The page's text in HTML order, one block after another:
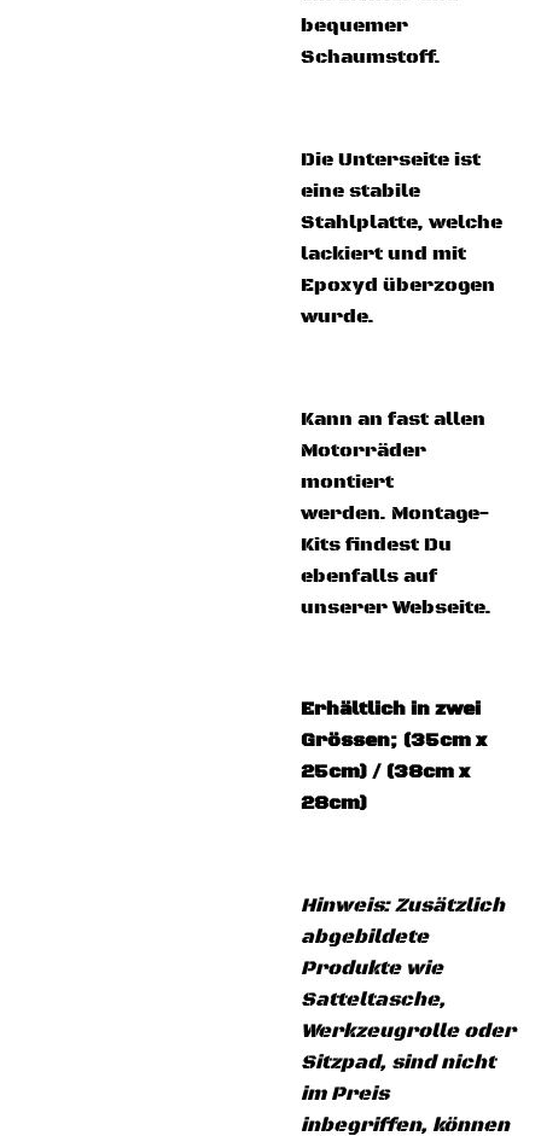
bequemer
Schaumstoff.
Die Unterseite ist
eine stabile
Stahlplatte, welche
lackiert und mit
Epoxyd überzogen
wurde.
Kann an fast allen
Motorräder
montiert
werden. Montage-
Kits findest Du
ebenfalls auf
unserer Webseite.
Erhältlich in zwei
Grössen; (35cm x
25cm) / (38cm x
28cm)
Hinweis: Zusätzlich
abgebildete
Produkte wie
Satteltasche,
Werkzeugrolle oder
Sitzpad, sind nicht
im Preis
inbegriffen, können